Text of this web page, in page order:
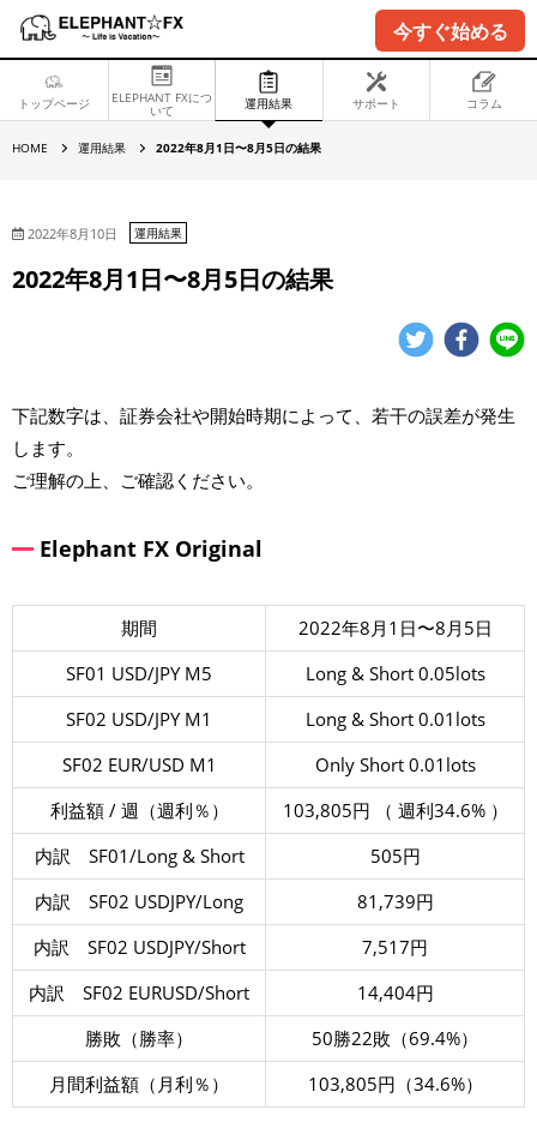
今すぐ始める
トップページ ELEPHANT FXにつ
いて 運用結果 サポート コラム
HOME
8
日
果
運用結果 2022年8月1日〜8月5日の結果
2022年8月10日 運用結果
2022年8月1日〜8月5日の結果
下記数字は、証券会社や開始時期によって、若干の誤差が発生
します。
ご理解の上、ご確認ください。
Elephant FX Original
期間
2022年8月1日〜8月5日
SF01 USD/JPY M5
Long & Short 0.05lots
SF02 USD/JPY M1
Long & Short 0.01lots
SF02 EUR/USD M1
Only Short 0.01lots
利益額 / 週（週利％）
103,805円 （ 週利34.6% ）
内訳 SF01/Long & Short
505円
内訳 SF02 USDJPY/Long
81,739円
内訳 SF02 USDJPY/Short
7,517円
内訳 SF02 EURUSD/Short
14,404円
勝敗（勝率）
50勝22敗（69.4%）
月間利益額（月利％）
103,805円（34.6%）